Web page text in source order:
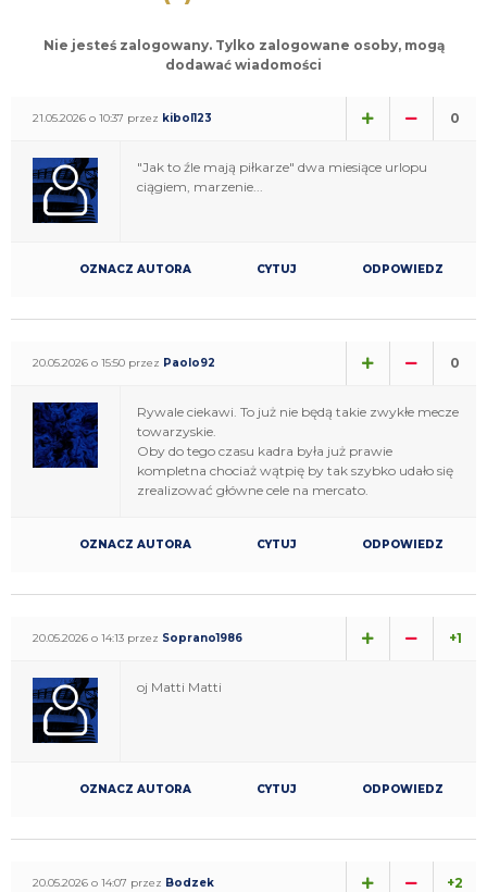
Nie jesteś zalogowany. Tylko zalogowane osoby, mogą
dodawać wiadomości
21.05.2026 o 10:37 przez kibol123 0
"Jak to źle mają piłkarze" dwa miesiące urlopu
ciągiem, marzenie...
OZNACZ AUTORA CYTUJ ODPOWIEDZ
20.05.2026 o 15:50 przez Paolo92 0
Rywale ciekawi. To już nie będą takie zwykłe mecze
towarzyskie.
Oby do tego czasu kadra była już prawie
kompletna chociaż wątpię by tak szybko udało się
zrealizować główne cele na mercato.
OZNACZ AUTORA CYTUJ ODPOWIEDZ
20.05.2026 o 14:13 przez Soprano1986 +1
oj Matti Matti
OZNACZ AUTORA CYTUJ ODPOWIEDZ
20.05.2026 o 14:07 przez Bodzek +2